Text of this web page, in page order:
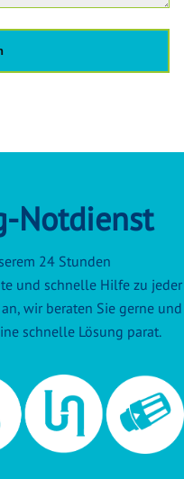
Notdienst
24 Stunden
und schnelle Hilfe zu jeder
wir beraten Sie gerne und
schnelle Lösung parat.